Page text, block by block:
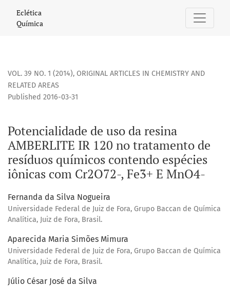
Potencialidade de uso da resina AMBERLITE IR 120 no
Eclética
Química
VOL. 39 NO. 1 (2014), ORIGINAL ARTICLES IN CHEMISTRY AND
RELATED AREAS
Potencialidade de uso da resina
AMBERLITE IR 120 no tratamento de
resíduos químicos contendo espécies
iônicas com Cr2O72-, Fe3+ E MnO4-
Published 2016-03-31
Fernanda da Silva Nogueira
Universidade Federal de Juiz de Fora, Grupo Baccan de Química
Analítica, Juiz de Fora, Brasil.
Aparecida Maria Simões Mimura
Universidade Federal de Juiz de Fora, Grupo Baccan de Química
Analítica, Juiz de Fora, Brasil.
Júlio César José da Silva